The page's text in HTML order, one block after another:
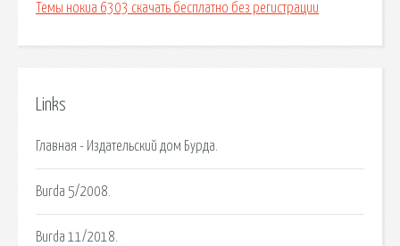
Темы нокиа 6303 скачать бесплатно без регистрации
Links
Главная - Издательский дом Бурда.
Burda 5/2008.
Burda 11/2018.